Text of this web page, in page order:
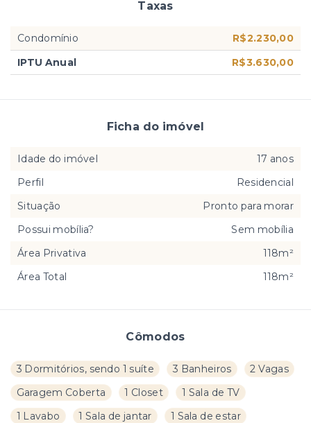
Cômodos
3 Dormitórios, sendo 1 suíte 3 Banheiros
2 Vagas
Garagem Coberta
1 Closet
1 Sala de TV
1 Lavabo
1 Sala de jantar
1 Sala de estar
Taxas
Condomínio
R$2.230,00
IPTU Anual
R$3.630,00
Ficha do imóvel
Idade do imóvel
17 anos
Perfil
Residencial
Situação
Pronto para morar
Possui mobília?
Sem mobília
Área Privativa
118m²
Área Total
118m²